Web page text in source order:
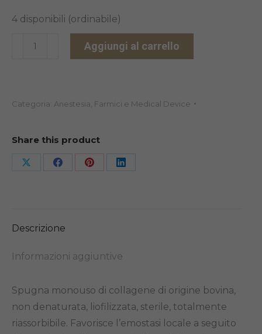
4 disponibili (ordinabile)
HEMOCOLLAGENE
SEPTODONT
Aggiungi al carrello
Categoria: Anestesia, Farmici e Medical Device
Share this product
Share
Share Share Share
Descrizione
Informazioni aggiuntive
Spugna monouso di collagene di origine bovina,
non denaturata, liofilizzata, sterile, totalmente
riassorbibile. Favorisce l’emostasi locale a seguito